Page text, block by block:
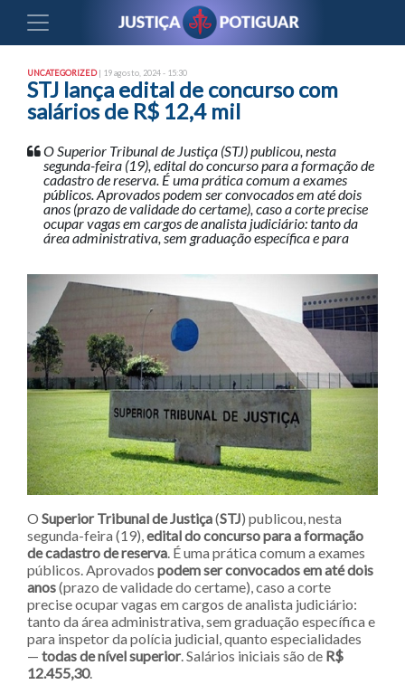
UNCATEGORIZED| 19 agosto, 2024 - 15:30
STJ lança edital de concurso com
salários de R$ 12,4 mil
O Superior Tribunal de Justiça (STJ) publicou, nesta
segunda-feira (19), edital do concurso para a formação de
cadastro de reserva. É uma prática comum a exames
públicos. Aprovados podem ser convocados em até dois
anos (prazo de validade do certame), caso a corte precise
ocupar vagas em cargos de analista judiciário: tanto da
área administrativa, sem graduação específica e para
O Superior Tribunal de Justiça(STJ) publicou, nesta
segunda-feira (19), edital do concurso para a formação
de cadastro de reserva . É uma prática comum a exames
públicos. Aprovados podem ser convocados em até dois
anos(prazo de validade do certame), caso a corte
precise ocupar vagas em cargos de analista judiciário:
tanto da área administrativa, sem graduação específica e
para inspetor da polícia judicial, quanto especialidades
— todas de nível superior. Salários iniciais são de R$
12.455,30.